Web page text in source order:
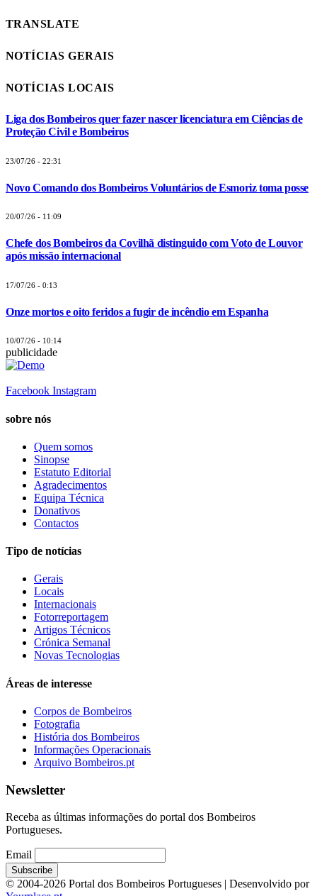
TRANSLATE
NOTÍCIAS GERAIS
NOTÍCIAS LOCAIS
Liga dos Bombeiros quer fazer nascer licenciatura em Ciências de
Proteção Civil e Bombeiros
23/07/26 - 22:31
Novo Comando dos Bombeiros Voluntários de Esmoriz toma posse
20/07/26 - 11:09
Chefe dos Bombeiros da Covilhã distinguido com Voto de Louvor
após missão internacional
17/07/26 - 0:13
Onze mortos e oito feridos a fugir de incêndio em Espanha
10/07/26 - 10:14
publicidade
Facebook Instagram
sobre nós
Quem somos
Sinopse
Estatuto Editorial
Agradecimentos
Equipa Técnica
Donativos
Contactos
Tipo de notícias
Gerais
Locais
Internacionais
Fotorreportagem
Artigos Técnicos
Crónica Semanal
Novas Tecnologias
Áreas de interesse
Corpos de Bombeiros
Fotografia
História dos Bombeiros
Informações Operacionais
Arquivo Bombeiros.pt
Newsletter
Receba as últimas informações do portal dos Bombeiros
Portugueses.
Email
© 2004-2026 Portal dos Bombeiros Portugueses | Desenvolvido por